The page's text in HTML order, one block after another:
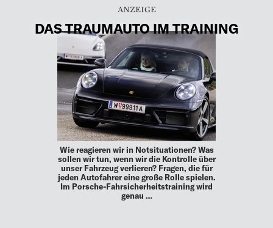
DAS TRAUMAUTO IM TRAINING
Wie reagieren wir in Notsituationen? Was
sollen wir tun, wenn wir die Kontrolle über
unser Fahrzeug verlieren? Fragen, die für
jeden Autofahrer eine große Rolle spielen.
Im Porsche-Fahrsicherheitstraining wird
genau …